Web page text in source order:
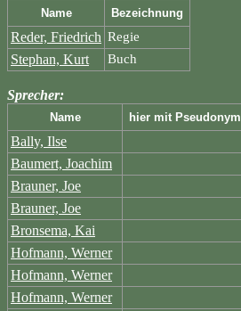
Name Bezeichnung
Reder, Friedrich Regie
Stephan, Kurt Buch
Sprecher:
Name hier mit Pseudonym
Bally, Ilse
Baumert, Joachim
Brauner, Joe
Brauner, Joe
Bronsema, Kai
Hofmann, Werner
Hofmann, Werner
Hofmann, Werner